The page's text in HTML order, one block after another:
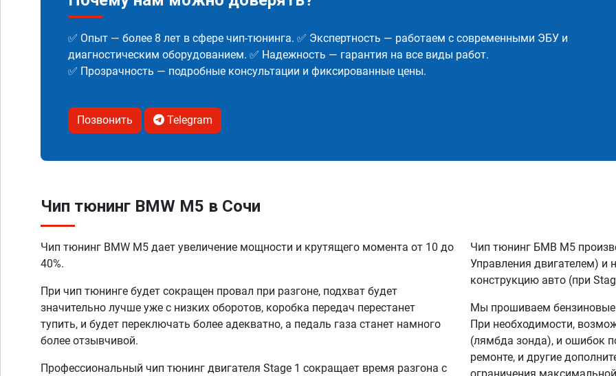
✅ Опыт — более 8 лет в сфере чип-тюнинга. ✅ Экспертность — работаем с современными ЭБУ и
диагностическим оборудованием. ✅ Надежность — гарантия на все виды работ.
✅ Прозрачность — подробные консультации и фиксированные цены.
Позвонить Telegram
Чип тюнинг BMW M5 в Сочи
Чип тюнинг BMW M5 дает увеличение мощности и крутящего момента от 10 до
40%.
При чип тюнинге будет сокращен провал при разгоне, подхват будет
значительно лучше уже с низких оборотов, коробка передач перестанет
тупить, и будет переключать более адекватно, а педаль газа станет намного
более отзывчивой.
Профессиональный чип тюнинг двигателя Stage 1 сокращает время разгона с
Чип тюнинг БМВ M5
Управления двигателем) и
конструкцию авто (при
Мы прошиваем бензиновые
При необходимости,
(лямбда зонда), и ошибок
ремонте, и другие